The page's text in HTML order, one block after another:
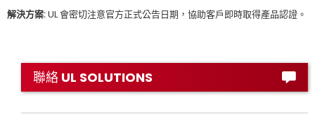
解決方案:UL 會密切注意官方正式公告日期，協助客戶即時取得產品認證。
聯絡 UL SOLUTIONS